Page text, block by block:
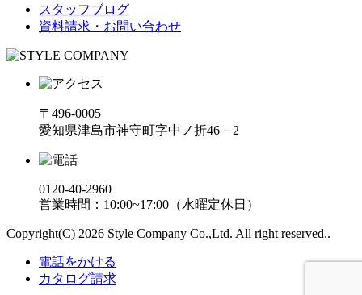
スタッフブログ
資料請求・お問い合わせ
〒496-0005
愛知県津島市神守町字中ノ折46－2
0120-40-2960
営業時間：10:00~17:00（水曜定休日）
Copyright(C) 2026 Style Company Co.,Ltd. All right reserved..
電話をかける
カタログ請求